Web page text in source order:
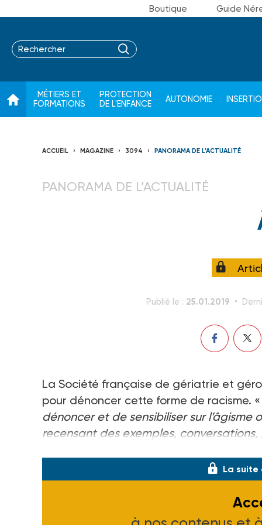
Boutique Guide
MÉTIERS ET
FORMATIONS
PROTECTION
DE L'ENFANCE
AUTONOMIE
ACCUEIL MAGAZINE 3094 PANORAMA DE L’ACTUALITÉ
PANORAMA DE L’ACTUALITÉ
Publié le : 25.01.2019
La Société française de gériatrie et
pour dénoncer cette forme de racisme.
dénoncer et de sensibiliser sur l’âgisme
recensant des exemples,
La suite